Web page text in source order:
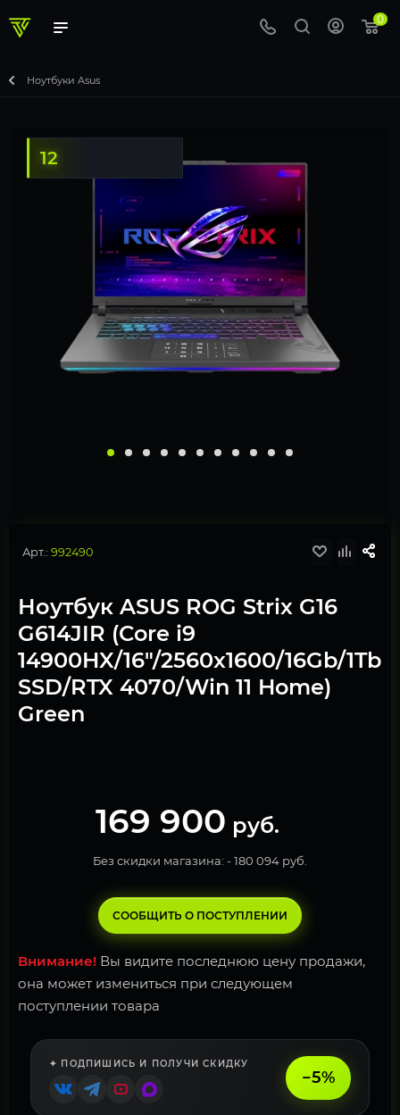
0
Ноутбуки Asus
Арт.: 992490
Ноутбук ASUS ROG Strix G16
G614JIR (Core i9
14900HX/16"/2560x1600/16Gb/1Tb
SSD/RTX 4070/Win 11 Home)
Green
169 900 руб.
Без скидки магазина: -180 094 руб.
СООБЩИТЬ О ПОСТУПЛЕНИИ
Внимание! Вы видите последнюю цену продажи,
она может измениться при следующем
поступлении товара
✦ ПОДПИШИСЬ И ПОЛУЧИ СКИДКУ
−5%